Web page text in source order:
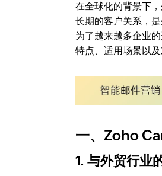
在全球化的背景下
长期的客户关系，
为了越来越多企业
特点、适用场景以及
一、Zoho
1. 与外贸行业